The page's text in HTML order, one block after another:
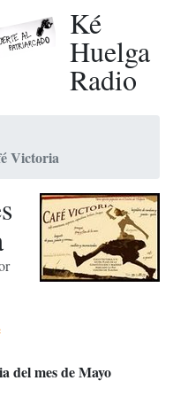
Ké
Huelga
Radio
Victoria
del mes de Mayo